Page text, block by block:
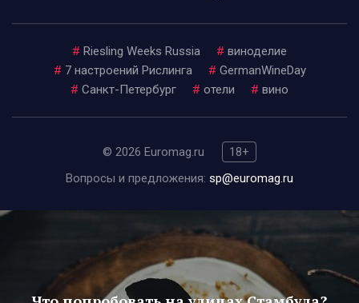
# Riesling Weeks Russia # виноделие
# 7 настроений Рислинга # GermanWineDay
# Санкт-Петербург # отели # вино
© 2026 Euromag.ru
18+
Вопросы и предложения: sp@euromag.ru